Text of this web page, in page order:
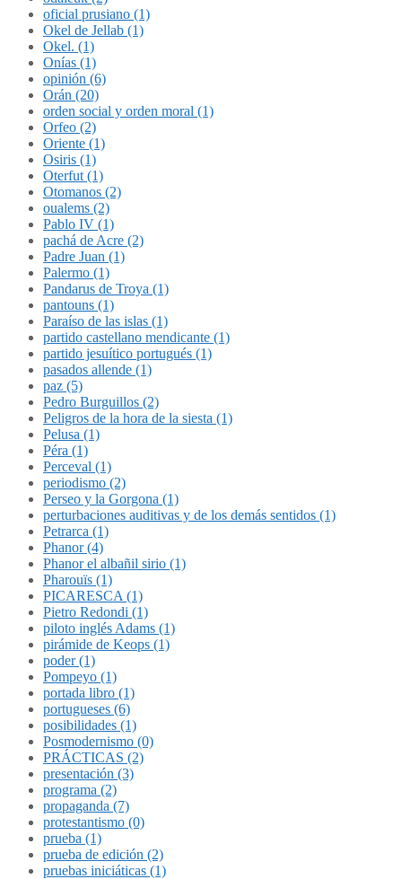
oficial prusiano (1)
Okel de Jellab (1)
Okel. (1)
Onías (1)
opinión (6)
Orán (20)
orden social y orden moral (1)
Orfeo (2)
Oriente (1)
Osiris (1)
Oterfut (1)
Otomanos (2)
oualems (2)
Pablo IV (1)
pachá de Acre (2)
Padre Juan (1)
Palermo (1)
Pandarus de Troya (1)
pantouns (1)
Paraíso de las islas (1)
partido castellano mendicante (1)
partido jesuítico portugués (1)
pasados allende (1)
paz (5)
Pedro Burguillos (2)
Peligros de la hora de la siesta (1)
Pelusa (1)
Péra (1)
Perceval (1)
periodismo (2)
Perseo y la Gorgona (1)
perturbaciones auditivas y de los demás sentidos (1)
Petrarca (1)
Phanor (4)
Phanor el albañil sirio (1)
Pharouïs (1)
PICARESCA (1)
Pietro Redondi (1)
piloto inglés Adams (1)
pirámide de Keops (1)
poder (1)
Pompeyo (1)
portada libro (1)
portugueses (6)
posibilidades (1)
Posmodernismo (0)
PRÁCTICAS (2)
presentación (3)
programa (2)
propaganda (7)
protestantismo (0)
prueba (1)
prueba de edición (2)
pruebas iniciáticas (1)